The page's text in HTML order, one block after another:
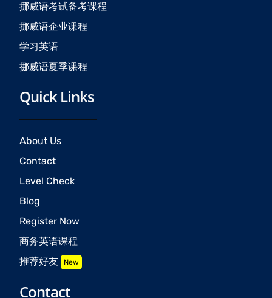
挪威语考试备考课程
挪威语企业课程
学习英语
挪威语夏季课程
Quick Links
About Us
Contact
Level Check
Blog
Register Now
商务英语课程
推荐好友 New
Contact